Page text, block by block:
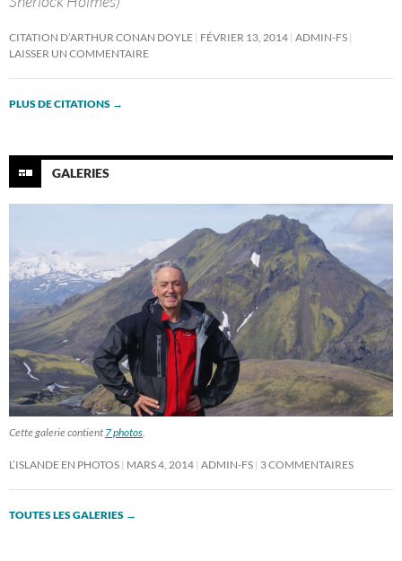
CITATION D’ARTHUR CONAN DOYLE FÉVRIER 13, 2014 ADMIN-FS
LAISSER UN COMMENTAIRE
PLUS DE CITATIONS →
GALERIES
Cette galerie contient 7 photos.
L’ISLANDE EN PHOTOS MARS 4, 2014 ADMIN-FS 3 COMMENTAIRES
TOUTES LES GALERIES →